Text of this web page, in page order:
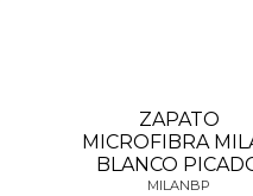
ZAPATO
MICROFIBRA
BLANCO
MILANBP